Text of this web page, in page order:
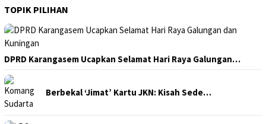
TOPIK PILIHAN
DPRD Karangasem Ucapkan Selamat Hari Raya Galungan…
Berbekal ‘Jimat’ Kartu JKN: Kisah Sede…